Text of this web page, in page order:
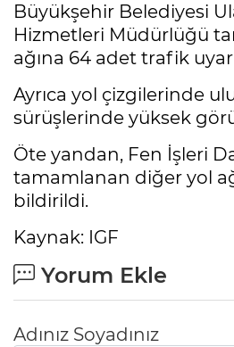
Büyükşehir Belediyesi
Hizmetleri Müdürlüğü
ağına 64 adet trafik
Ayrıca yol çizgilerinde
sürüşlerinde yüksek
Öte yandan, Fen İşleri
tamamlanan diğer yol
bildirildi.
Kaynak: IGF
Yorum Ekle
Adınız Soyadınız